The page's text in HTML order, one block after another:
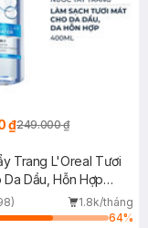
₫249.000 ₫
Trang L'Oreal Tươi
Da Dầu, Hỗn Hợp
1.8k/tháng
64%